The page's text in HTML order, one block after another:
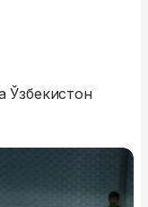
Ўзбекистон